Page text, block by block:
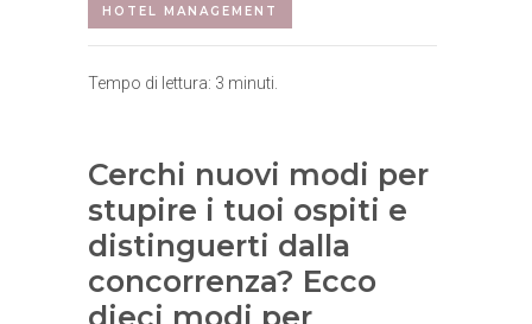
HOTEL MANAGEMENT
Tempo di lettura: 3 minuti.
Cerchi nuovi modi per
stupire i tuoi ospiti e
distinguerti dalla
concorrenza? Ecco